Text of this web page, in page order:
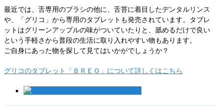
最近では、舌専用のブラシの他に、舌苔に着目したデンタルリンス
や、「グリコ」から専用のタブレットも発売されています。タブレ
ットはグリーンアップルの味がついていたりと、舐めるだけで良い
という手軽さから普段の生活に取り入れやすい物もあります。
ご自身にあった物を探して見てはいかがでしょうか？
グリコのタブレット「ＢＲＥＯ」について詳しくはこちら